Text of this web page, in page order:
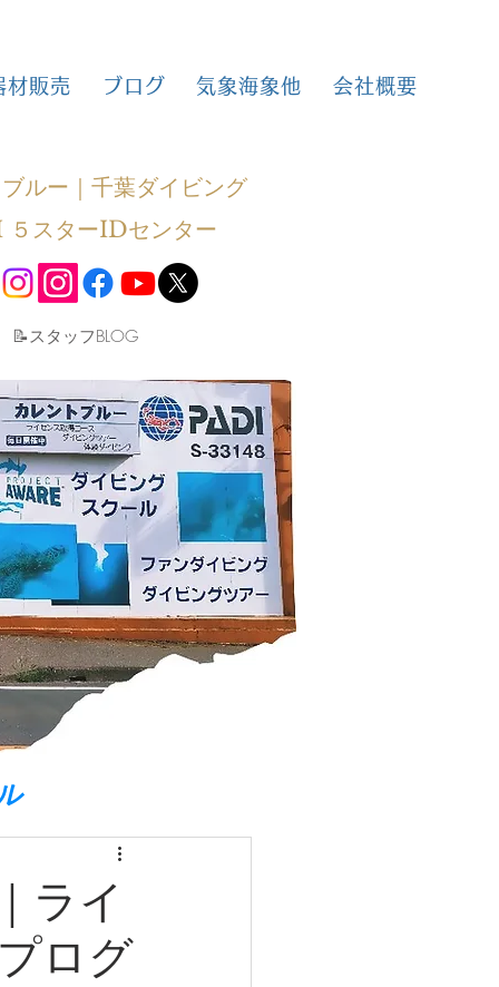
材販売 ブログ 気象海象他 会社概要
ルー｜千葉ダイビング
スターIDセンター
​📝スタッフBLOG
ライ
ログ